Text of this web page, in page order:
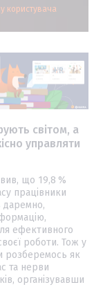
користувача
світом, а
управляти
що 19,8 %
працівники
даремно,
ефективного
роботи. Тож у
розберемось як
та нерви
організувавши